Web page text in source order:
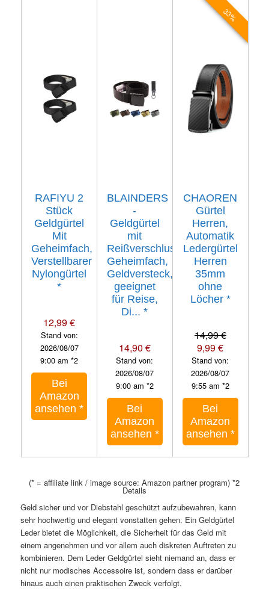
RAFIYU 2
Stück
Geldgürtel
Mit
Geheimfach,
Verstellbarer
Nylongürtel
*
12,99 €
Stand von:
2026/08/07
9:00 am *2
Bei
Amazon
ansehen*
BLAINDERS
-
Geldgürtel
mit
Reißverschluss
Geheimfach,
Geldversteck,
geeignet
für Reise,
Di...*
14,90 €
Stand von:
2026/08/07
9:00 am *2
Bei
Amazon
ansehen *
33%
CHAOREN
Gürtel
Herren,
Automatik
Ledergürtel
Herren
35mm
ohne
Löcher *
14,99 €
9,99 €
Stand von:
2026/08/07
9:55 am *2
Bei
Amazon
ansehen *
(* = affiliate link / image source: Amazon partner program) *2
Details
Geld sicher und vor Diebstahl geschützt aufzubewahren, kann
sehr hochwertig und elegant vonstatten gehen. Ein Geldgürtel
Leder bietet die Möglichkeit, die Sicherheit für das Geld mit
einem angenehmen und vor allem auch diskreten Auftreten zu
kombinieren. Dem Leder Geldgürtel sieht niemand an, dass er
nicht nur modisches Accessoire ist, sondern dass er darüber
hinaus auch einen praktischen Zweck verfolgt.